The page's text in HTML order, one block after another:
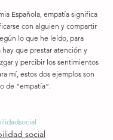
Española, empatía significa
con alguien y compartir
lo que he leído, para
hay que prestar atención y
y percibir los sentimientos
mí, estos dos ejemplos son
de “empatía”.
social